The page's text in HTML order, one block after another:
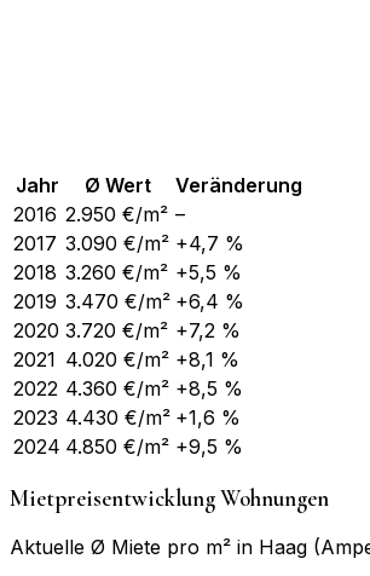
Jahr Ø Wert
Veränderung
2016 2.950 €/m² –
2017 3.090 €/m² +4,7 %
2018 3.260 €/m² +5,5 %
2019 3.470 €/m² +6,4 %
2020 3.720 €/m² +7,2 %
2021 4.020 €/m² +8,1 %
2022 4.360 €/m² +8,5 %
2023 4.430 €/m² +1,6 %
2024 4.850 €/m² +9,5 %
Mietpreisentwicklung Wohnungen
Aktuelle Ø Miete pro m² in Haag